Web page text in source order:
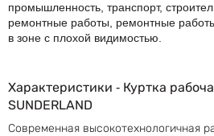
промышленность, транспорт,
ремонтные работы, ремонтные
в зоне с плохой видимостью.
Характеристики ‐ Куртка
SUNDERLAND
Современная высокотехнологичная